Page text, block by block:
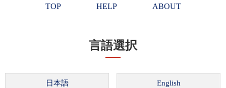
TOP HELP ABOUT
言語選択